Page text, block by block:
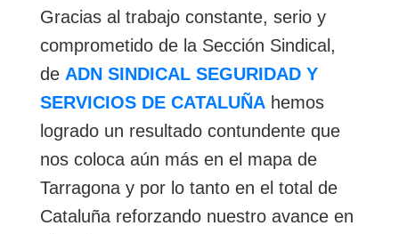
Gracias al trabajo constante, serio y
comprometido de la Sección Sindical,
de ADN SINDICAL SEGURIDAD Y
SERVICIOS DE CATALUÑAhemos
logrado un resultado contundente que
nos coloca aún más en el mapa de
Tarragona y por lo tanto en el total de
Cataluña reforzando nuestro avance en